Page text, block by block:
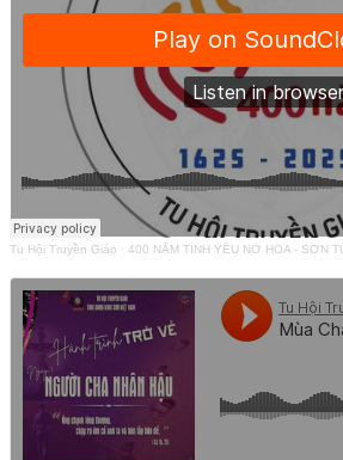
Tu Hội Truyền Giáo · 400 NĂM TÌNH YÊU NỞ HOA - SƠN